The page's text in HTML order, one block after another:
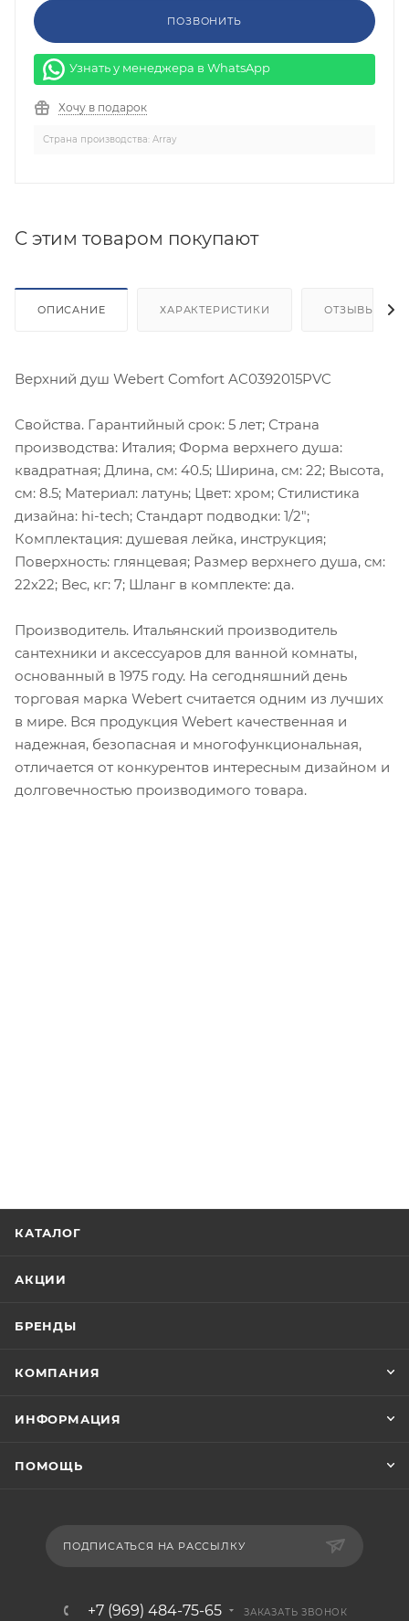
ПОЗВОНИТЬ
Узнать у менеджера в WhatsApp
Хочу в подарок
Страна производства: Array
C этим товаром покупают
ОПИСАНИЕ ХАРАКТЕРИСТИКИ ОТЗЫВЫ
Верхний душ Webert Comfort AC0392015PVC
Свойства. Гарантийный срок: 5 лет; Страна
производства: Италия; Форма верхнего душа:
квадратная; Длина, см: 40.5; Ширина, см: 22; Высота,
см: 8.5; Материал: латунь; Цвет: хром; Стилистика
дизайна: hi-tech; Стандарт подводки: 1/2";
Комплектация: душевая лейка, инструкция;
Поверхность: глянцевая; Размер верхнего душа, см:
22х22; Вес, кг: 7; Шланг в комплекте: да.
Производитель. Итальянский производитель
сантехники и аксессуаров для ванной комнаты,
основанный в 1975 году. На сегодняшний день
торговая марка Webert считается одним из лучших
в мире. Вся продукция Webert качественная и
надежная, безопасная и многофункциональная,
отличается от конкурентов интересным дизайном и
долговечностью производимого товара.
КАТАЛОГ
АКЦИИ
БРЕНДЫ
КОМПАНИЯ
ИНФОРМАЦИЯ
ПОМОЩЬ
ПОДПИСАТЬСЯ НА РАССЫЛКУ
+7 (969) 484-75-65 ЗАКАЗАТЬ ЗВОНОК